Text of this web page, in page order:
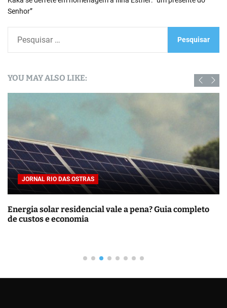
Senhor”
u
i
r
p
o
r
YOU MAY ALSO LIKE:
JORNAL RIO DAS OSTRAS
Energia solar residencial vale a pena? Guia completo
de custos e economia